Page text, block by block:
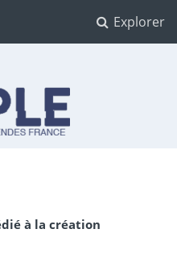
Explorer
France
à la création